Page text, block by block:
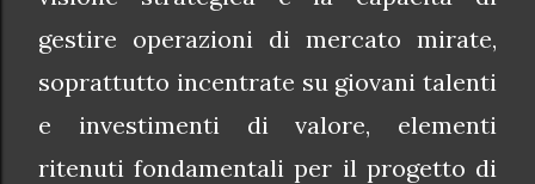
gestire operazioni di mercato mirate,
soprattutto incentrate su giovani talenti
e investimenti di valore, elementi
ritenuti fondamentali per il progetto di